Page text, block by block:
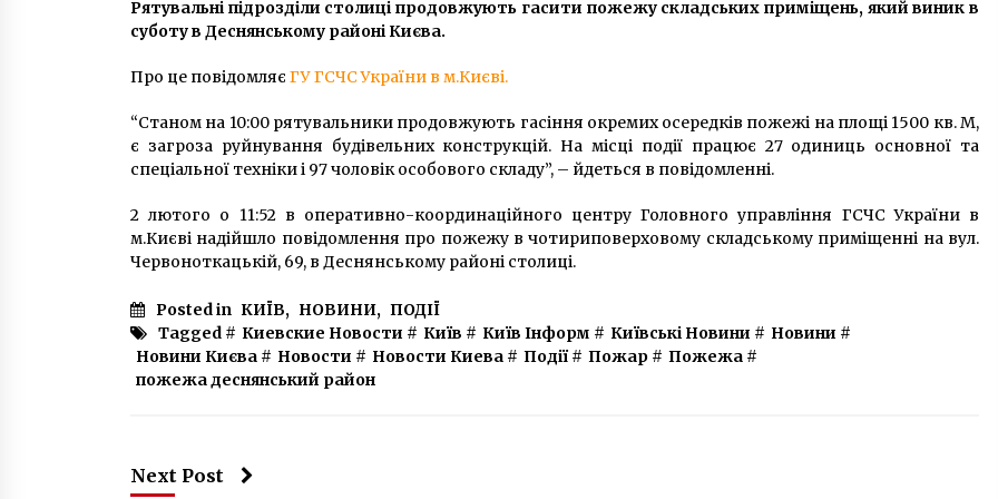
6 років ago
Києва
6 років ago
Через пожежу у столичній
багатоповерхівці травмувалося
вистрибнув з вікна 5-го поверху
6 років ago
У Києві може з’явитися вулиця
5 років ago
Компанія BMW зняла рекламу у
7 років ago
Рятувальні підрозділи столиці продовжують гасити пожежу складських приміщень, який виник в
суботу в Деснянському районі Києва.
Про це повідомляє ГУ ГСЧС України в м.Києві.
“Станом на 10:00 рятувальники продовжують гасіння окремих осередків пожежі на площі 1500 кв. М,
є загроза руйнування будівельних конструкцій. На місці події працює 27 одиниць основної та
спеціальної техніки і 97 чоловік особового складу”, – йдеться в повідомленні.
2 лютого о 11:52 в оперативно-координаційного центру Головного управління ГСЧС України в
м.Києві надійшло повідомлення про пожежу в чотириповерховому складському приміщенні на вул.
Червоноткацькій, 69, в Деснянському районі столиці.
Posted in КИЇВ, НОВИНИ, ПОДІЇ
Tagged # Киевские Новости # Київ # Київ Інформ # Київські Новини # Новини #
Новини Києва # Новости # Новости Киева # Події # Пожар # Пожежа #
пожежа деснянський район
Next Post